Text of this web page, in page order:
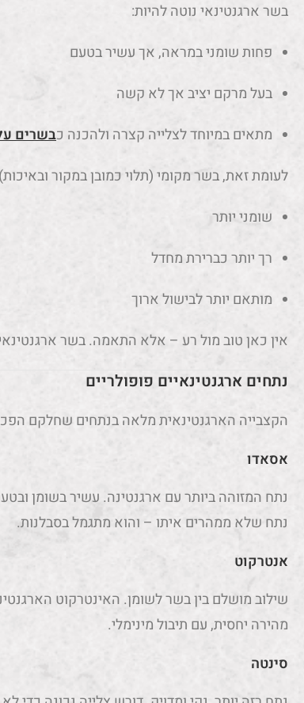
בשר ארגנטינאי נוטה להיות:
פחות שומני במראה, אך עשיר בטעם
בעל מרקם יציב אך לא קשה
מתאים במיוחד לצלייה קצרה ולהכנה כבשרים
לעומת זאת, בשר מקומי (תלוי כמובן במקור
שומני יותר
רך יותר כברירת מחדל
מותאם יותר לבישול ארוך
אין כאן טוב מול רע – אלא התאמה. בשר
נתחים ארגנטינאיים פופולריים
הקצבייה הארגנטינאית מלאה בנתחים שחלקם הפכו
אסאדו
נתח המזוהה ביותר עם ארגנטינה. עשיר בשומן
נתח שלא ממהרים איתו – והוא מתגמל בסבלנות.
אנטרקוט
שילוב מושלם בין בשר לשומן. האינטרקוט
מהירה יחסית, עם תיבול מינימלי.
סינטה